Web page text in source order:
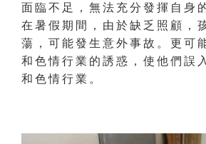
面臨不足，無法充分發揮自身
在暑假期間，由於缺乏照顧，
蕩，可能發生意外事故。更可
和色情行業的誘惑，使他們誤
和色情行業。